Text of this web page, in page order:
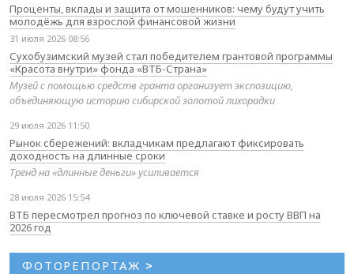
Проценты, вклады и защита от мошенников: чему будут учить
молодёжь для взрослой финансовой жизни
31 июля 2026 08:56
Сухобузимский музей стал победителем грантовой программы
«Красота внутри» фонда «ВТБ-Страна»
Музей с помощью средств гранта организует экспозицию,
объединяющую историю сибирской золотой лихорадки
29 июля 2026 11:50
Рынок сбережений: вкладчикам предлагают фиксировать
доходность на длинные сроки
Тренд на «длинные деньги» усиливается
28 июля 2026 15:54
ВТБ пересмотрел прогноз по ключевой ставке и росту ВВП на
2026 год
ФОТОРЕПОРТАЖ >